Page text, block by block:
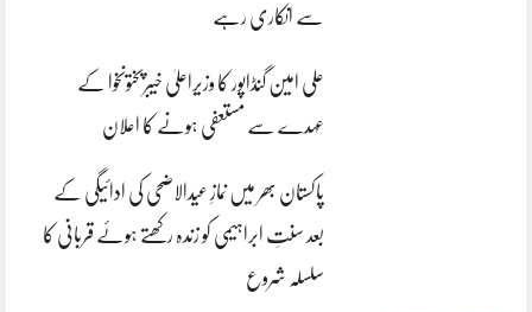
سے انکاری رہے
علی امین گنڈاپور کا وزیراعلیٰ خیبرپختونخوا کے
عہدے سے مستعفی ہونے کا اعلان
پاکستان بھر میں نمازِ عیدالاضحی کی ادائیگی کے
بعد سنتِ ابراہیمی کو زندہ رکھتے ہوئے قربانی کا
سلسلہ شروع